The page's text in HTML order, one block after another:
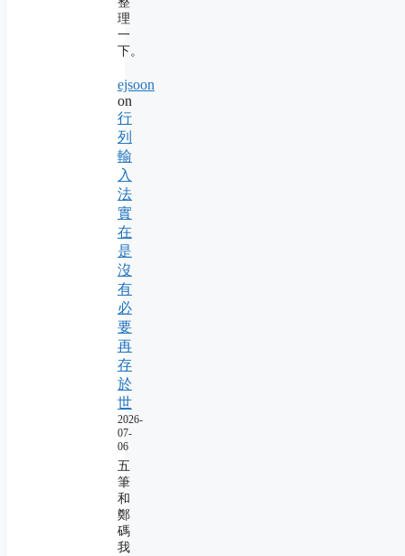
理
一
下。
ejsoon
on
行
列
輸
入
法
實
在
是
沒
有
必
要
再
存
於
世
2026-
07-
06
五
筆
和
鄭
碼
我